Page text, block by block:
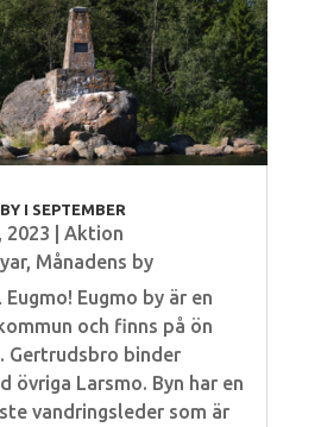
I SEPTEMBER
2023
Aktion
, Månadens by
Eugmo by är en
och finns på ön
Gertrudsbro binder
övriga Larsmo. Byn har en
vandringsleder som är